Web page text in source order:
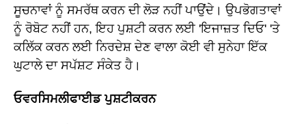
ਸੂਚਨਾਵਾਂ ਨੂੰ ਸਮਰੱਥ ਕਰਨ ਦੀ ਲੋੜ ਨਹੀਂ ਪਾਉਂਦੇ। ਉਪਭੋਗਤਾਵਾਂ
ਨੂੰ ਰੋਬੋਟ ਨਹੀਂ ਹਨ, ਇਹ ਪੁਸ਼ਟੀ ਕਰਨ ਲਈ 'ਇਜਾਜ਼ਤ ਦਿਓ' 'ਤੇ
ਕਲਿੱਕ ਕਰਨ ਲਈ ਨਿਰਦੇਸ਼ ਦੇਣ ਵਾਲਾ ਕੋਈ ਵੀ ਸੁਨੇਹਾ ਇੱਕ
ਘੁਟਾਲੇ ਦਾ ਸਪੱਸ਼ਟ ਸੰਕੇਤ ਹੈ।
ਓਵਰਸਿਮਲੀਫਾਈਡ ਪੁਸ਼ਟੀਕਰਨ